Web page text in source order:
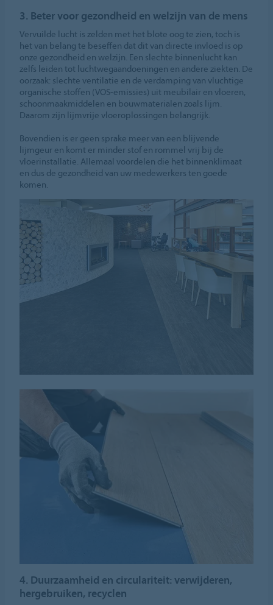
3. Beter voor gezondheid en welzijn van de mens
Vervuilde lucht is zelden met het blote oog te zien, toch is
het van belang te beseffen dat dit van directe invloed is op
onze gezondheid en welzijn. Een slechte binnenlucht kan
zelfs leiden tot luchtwegaandoeningen en andere ziekten. De
oorzaak: slechte ventilatie en de verdamping van vluchtige
organische stoffen (VOS-emissies) uit meubilair en vloeren,
schoonmaakmiddelen en bouwmaterialen zoals lijm.
Daarom zijn lijmvrije vloeroplossingen belangrijk.
Bovendien is er geen sprake meer van een blijvende
lijmgeur en komt er minder stof en rommel vrij bij de
vloerinstallatie. Allemaal voordelen die het binnenklimaat
en dus de gezondheid van uw medewerkers ten goede
komen.
4. Duurzaamheid en circulariteit: verwijderen,
hergebruiken, recyclen